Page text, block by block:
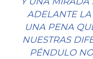
ADELANTE LA
UNA PENA
NUESTRAS
PÉNDULO